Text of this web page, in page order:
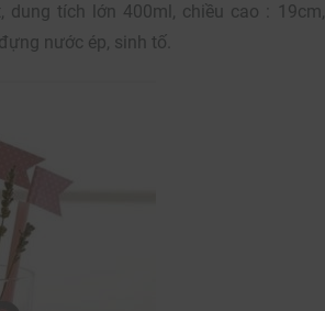
tích lớn 400ml, chiều cao : 19cm,
nước ép, sinh tố.